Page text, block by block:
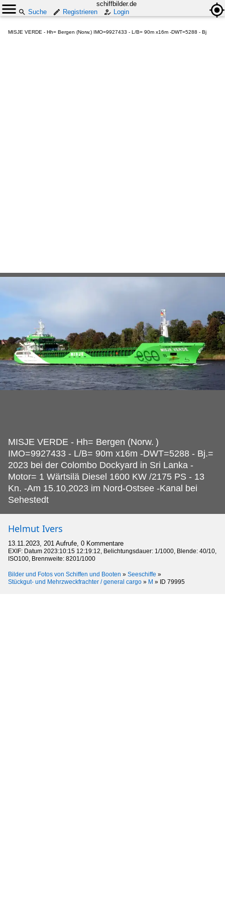
schiffbilder.de
Suche
Registrieren Login
MISJE VERDE - Hh= Bergen (Norw.) IMO=9927433 - L/B= 90m x16m -DWT=5288 - Bj
MISJE VERDE - Hh= Bergen (Norw. )
IMO=9927433 - L/B= 90m x16m -DWT=5288 - Bj.=
2023 bei der Colombo Dockyard in Sri Lanka -
Motor= 1 Wärtsilä Diesel 1600 KW /2175 PS - 13
Kn. -Am 15.10,2023 im Nord-Ostsee -Kanal bei
Sehestedt
Helmut Ivers
13.11.2023, 201 Aufrufe, 0 Kommentare
EXIF: Datum 2023:10:15 12:19:12, Belichtungsdauer: 1/1000, Blende: 40/10,
ISO100, Brennweite: 8201/1000
Bilder und Fotos von Schiffen und Booten » Seeschiffe »
Stückgut- und Mehrzweckfrachter / general cargo » M » ID 79995